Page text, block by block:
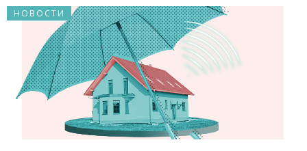
НОВОСТИ